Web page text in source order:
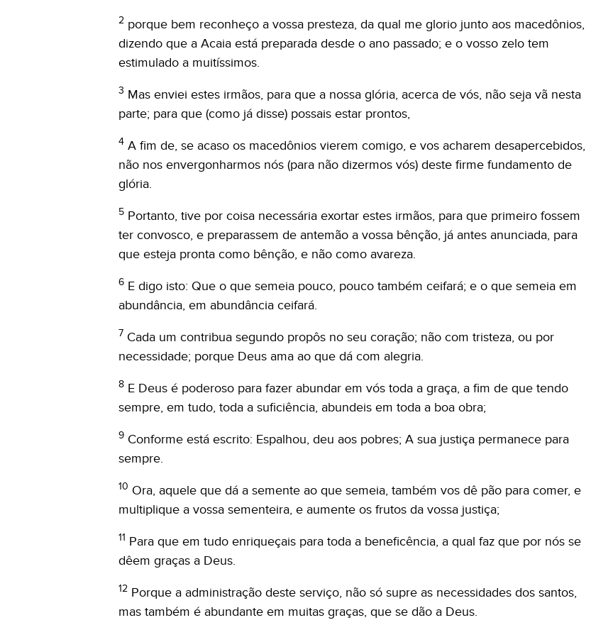
2 porque bem reconheço a vossa presteza, da qual me glorio junto aos macedônios,
dizendo que a Acaia está preparada desde o ano passado; e o vosso zelo tem
estimulado a muitíssimos.
3 Mas enviei estes irmãos, para que a nossa glória, acerca de vós, não seja vã nesta
parte; para que (como já disse) possais estar prontos,
4 A fim de, se acaso os macedônios vierem comigo, e vos acharem desapercebidos,
não nos envergonharmos nós (para não dizermos vós) deste firme fundamento de
glória.
5 Portanto, tive por coisa necessária exortar estes irmãos, para que primeiro fossem
ter convosco, e preparassem de antemão a vossa bênção, já antes anunciada, para
que esteja pronta como bênção, e não como avareza.
6 E digo isto: Que o que semeia pouco, pouco também ceifará; e o que semeia em
abundância, em abundância ceifará.
7 Cada um contribua segundo propôs no seu coração; não com tristeza, ou por
necessidade; porque Deus ama ao que dá com alegria.
8 E Deus é poderoso para fazer abundar em vós toda a graça, a fim de que tendo
sempre, em tudo, toda a suficiência, abundeis em toda a boa obra;
9 Conforme está escrito: Espalhou, deu aos pobres; A sua justiça permanece para
sempre.
10 Ora, aquele que dá a semente ao que semeia, também vos dê pão para comer, e
multiplique a vossa sementeira, e aumente os frutos da vossa justiça;
11 Para que em tudo enriqueçais para toda a beneficência, a qual faz que por nós se
dêem graças a Deus.
12 Porque a administração deste serviço, não só supre as necessidades dos santos,
mas também é abundante em muitas graças, que se dão a Deus.